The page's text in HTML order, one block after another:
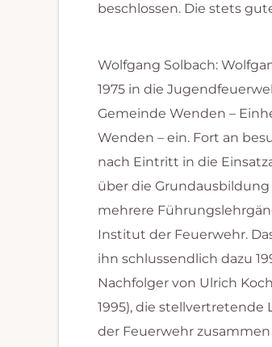
beschlossen. Die stets
Wolfgang Solbach:
1975 in die
Gemeinde Wenden –
Wenden – ein. Fort an
nach Eintritt in die
über die
mehrere
Institut der Feuerwehr.
ihn schlussendlich dazu
Nachfolger von Ulrich
1995), die stellvertretende
der Feuerwehr